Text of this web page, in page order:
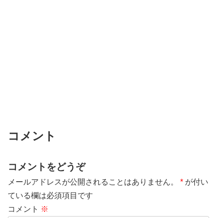
コメント
コメントをどうぞ
メールアドレスが公開されることはありません。 * が付い
ている欄は必須項目です
コメント ※